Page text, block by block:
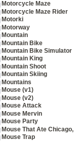
Motorcycle Maze
Motorcycle Maze Rider
Motorki
Motorway
Mountain
Mountain Bike
Mountain Bike Simulator
Mountain King
Mountain Shoot
Mountain Skiing
Mountains
Mouse (v1)
Mouse (v2)
Mouse Attack
Mouse Mervin
Mouse Party
Mouse That Ate Chicago,
Mouse Trap